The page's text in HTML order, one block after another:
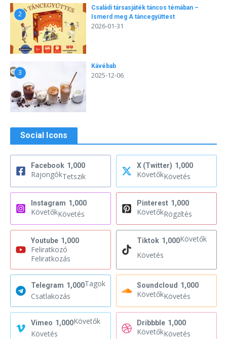
2
Családi társasjáték táncos témában –
Ismerd meg A táncegyüttest
2026-01-31
3
Kávébab
2025-12-06
Social Icons
Facebook 1,000
RajongókTetszik
X (Twitter) 1,000
KövetőkKövetés
Instagram 1,000
KövetőkKövetés
Pinterest 1,000
KövetőkRögzítés
Youtube 1,000
Feliratkozó
Feliratkozás
Tiktok 1,000Követők
Követés
Telegram 1,000Tagok
Csatlakozás
Soundcloud 1,000
KövetőkKövetés
Vimeo 1,000Követők
Követés
Dribbble 1,000
KövetőkKövetés